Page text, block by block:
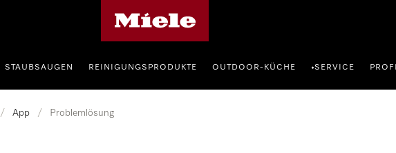
STAUBSAUGEN REINIGUNGSPRODUKTE OUTDOOR-KÜCHE •SERVICE
/ App / Problemlösung